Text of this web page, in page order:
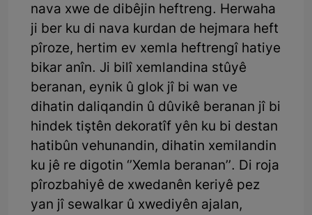
nava xwe de dibêjin heftreng. Herwaha
ji ber ku di nava kurdan de hejmara heft
pîroze, hertim ev xemla heftrengî hatiye
bikar anîn. Ji bilî xemlandina stûyê
beranan, eynik û glok jî bi wan ve
dihatin daliqandin û dûvikê beranan jî bi
hindek tiştên dekoratîf yên ku bi destan
hatibûn vehunandin, dihatin xemilandin
ku jê re digotin ‘’Xemla beranan’’. Di roja
pîrozbahiyê de xwedanên keriyê pez
yan jî sewalkar û xwediyên ajalan,